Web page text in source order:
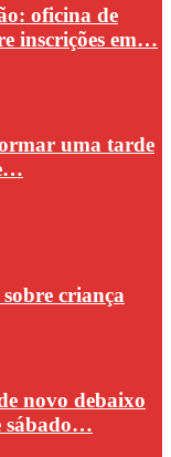
oficina de
inscrições em…
uma tarde
criança
novo debaixo
sábado…